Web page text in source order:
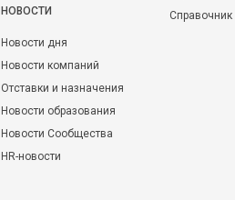
НОВОСТИ
Новости дня
Новости компаний
Отставки и назначения
Новости образования
Новости Сообщества
HR-новости